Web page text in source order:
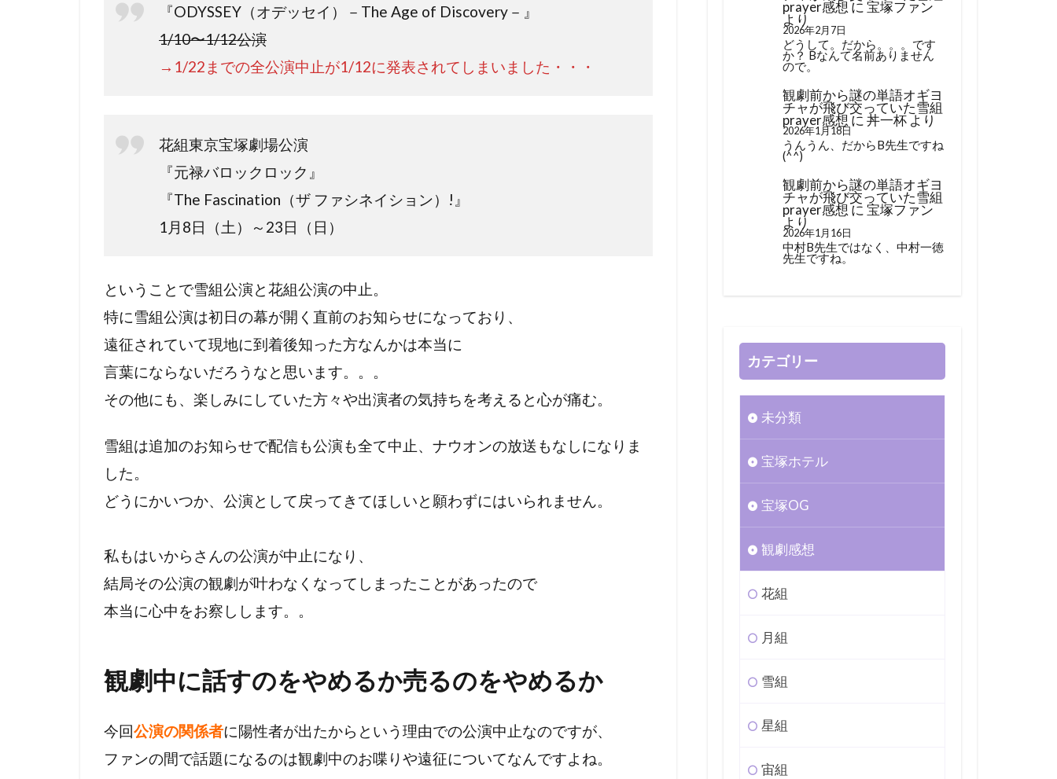
『ODYSSEY（オデッセイ）－The Age of Discovery－』
1/10〜1/12公演
→1/22までの全公演中止が1/12に発表されてしまいました・・・
花組東京宝塚劇場公演
『元禄バロックロック』
『The Fascination（ザ ファシネイション）!』
1月8日（土）～23日（日）
ということで雪組公演と花組公演の中止。
特に雪組公演は初日の幕が開く直前のお知らせになっており、
遠征されていて現地に到着後知った方なんかは本当に
言葉にならないだろうなと思います。。。
その他にも、楽しみにしていた方々や出演者の気持ちを考えると心が痛む。
雪組は追加のお知らせで配信も公演も全て中止、ナウオンの放送もなしになりま
した。
どうにかいつか、公演として戻ってきてほしいと願わずにはいられません。
私もはいからさんの公演が中止になり、
結局その公演の観劇が叶わなくなってしまったことがあったので
本当に心中をお察しします。。
観劇中に話すのをやめるか売るのをやめるか
今回公演の関係者に陽性者が出たからという理由での公演中止なのですが、
ファンの間で話題になるのは観劇中のお喋りや遠征についてなんですよね。
prayer感想に 宝塚ファン
より
2026年2月7日
どうして。だから。。。です
か？ Bなんて名前ありません
ので。
観劇前から謎の単語オギヨ
チャが飛び交っていた雪組
prayer感想に 丼一杯より
2026年1月18日
うんうん、だからB先生ですね
(^^)
観劇前から謎の単語オギヨ
チャが飛び交っていた雪組
prayer感想に 宝塚ファン
より
2026年1月16日
中村B先生ではなく、中村一徳
先生ですね。
カテゴリー
未分類
宝塚ホテル
宝塚OG
観劇感想
花組
月組
雪組
星組
宙組